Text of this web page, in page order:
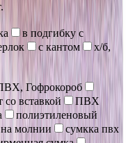
в подгибку с
с кантом
х/б,
Гофрокороб
со вставкой
ПВХ
полиэтиленовый
молнии
сумкка пвх